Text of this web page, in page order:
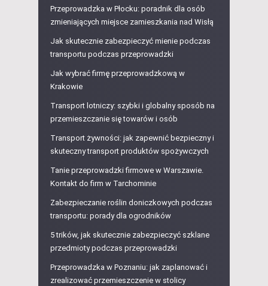
Przeprowadzka w Płocku: poradnik dla osób
zmieniających miejsce zamieszkania nad Wisłą
Jak skutecznie zabezpieczyć mienie podczas
transportu podczas przeprowadzki
Jak wybrać firmę przeprowadzkową w
Krakowie
Transport lotniczy: szybki i globalny sposób na
przemieszczanie się towarów i osób
Transport żywności: jak zapewnić bezpieczny i
skuteczny transport produktów spożywczych
Tanie przeprowadzki firmowe w Warszawie.
Kontakt do firm w Tarchominie
Zabezpieczanie roślin doniczkowych podczas
transportu: porady dla ogrodników
5 trików, jak skutecznie zabezpieczyć szklane
przedmioty podczas przeprowadzki
Przeprowadzka w Poznaniu: jak zaplanować i
zrealizować przemieszczenie w stolicy